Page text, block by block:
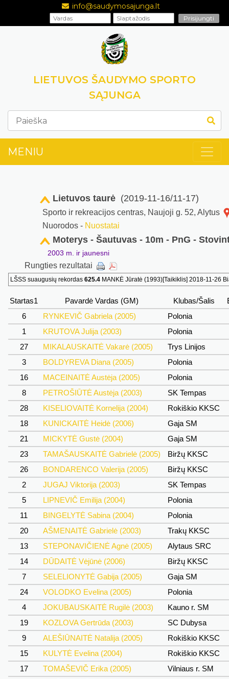
info@saudymosajunga.lt
LIETUVOS ŠAUDYMO SPORTO
SĄJUNGA
MENIU
Lietuvos taurė (2019-11-16/11-17)
Sporto ir rekreacijos centras, Naujoji g. 52, Alytus
Nuorodos - Nuostatai
Moterys - Šautuvas - 10m - PnG -
2003 m. ir jaunesni
Rungties rezultatai
LŠSS suaugusių rekordas 625.4 MANKĖ Jūratė (1993)[Taikiklis] 2018-11-26
Startas1 Pavardė Vardas (GM) Klubas/Šalis
6
RYNKEVIČ Gabriela (2005)
Polonia
1
KRUTOVA Julija (2003)
Polonia
27
MIKALAUSKAITĖ Vakarė (2005)
Trys Linijos
3
BOLDYREVA Diana (2005)
Polonia
16
MACEINAITĖ Austėja (2005)
Polonia
8
PETROŠIŪTĖ Austėja (2003)
SK Tempas
28
KISELIOVAITĖ Kornelija (2004)
Rokiškio KKSC
18
KUNICKAITĖ Heidė (2006)
Gaja SM
21
MICKYTĖ Gustė (2004)
Gaja SM
23
TAMAŠAUSKAITĖ Gabrielė (2005)
Biržų KKSC
26
BONDARENCO Valerija (2005)
Biržų KKSC
2
JUGAJ Viktorija (2003)
SK Tempas
5
LIPNEVIČ Emilija (2004)
Polonia
11
BINGELYTĖ Sabina (2004)
Polonia
20
AŠMENAITĖ Gabrielė (2003)
Trakų KKSC
13
STEPONAVIČIENĖ Agnė (2005)
Alytaus SRC
14
DŪDAITĖ Vėjūnė (2006)
Biržų KKSC
7
SELELIONYTĖ Gabija (2005)
Gaja SM
24
VOLODKO Evelina (2005)
Polonia
4
JOKUBAUSKAITĖ Rugilė (2003)
Kauno r. SM
19
KOZLOVA Gertrūda (2003)
SC Dubysa
9
ALEŠIŪNAITĖ Natalija (2005)
Rokiškio KKSC
15
KULYTĖ Evelina (2004)
Rokiškio KKSC
17
TOMAŠEVIČ Erika (2005)
Vilniaus r. SM